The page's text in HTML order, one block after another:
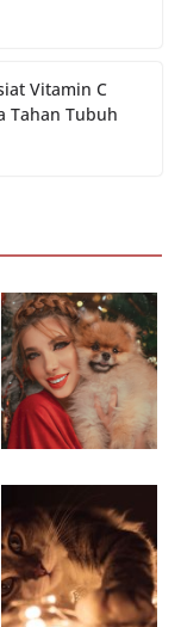
Vitamin C
Tahan Tubuh